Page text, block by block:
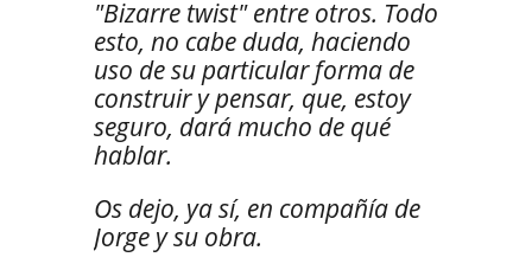
"Bizarre twist" entre otros. Todo
esto, no cabe duda, haciendo
uso de su particular forma de
construir y pensar, que, estoy
seguro, dará mucho de qué
hablar.
Os dejo, ya sí, en compañía de
Jorge y su obra.